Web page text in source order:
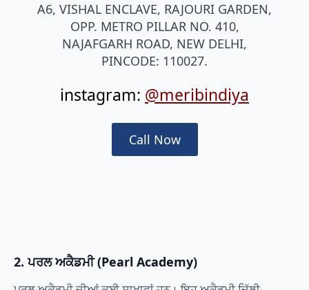
A6, VISHAL ENCLAVE, RAJOURI GARDEN,
OPP. METRO PILLAR NO. 410,
NAJAFGARH ROAD, NEW DELHI,
PINCODE: 110027.
instagram: @meribindiya
Call Now
2. ਪਰਲ ਅਕੈਡਮੀ (Pearl Academy)